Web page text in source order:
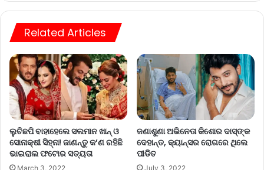
Related Articles
ଲୁଚିଛପି ବାହାହେଲେ ସଲମାନ ଖାନ୍ ଓ
ସୋନାକ୍ଷୀ ସିହ୍ନା! ଜାଣନ୍ତୁ କ’ଣ ରହିଛି
ଭାଇରାଲ ଫଟୋର ସତ୍ୟତା
March 3, 2022
ଜଣାଶୁଣା ଅଭିନେତା କିଶୋର ଦାସ୍‌ଙ୍କ
ଦେହାନ୍ତ, କ୍ୟାନ୍‌ସର ରୋଗରେ ଥିଲେ
ପୀଡିତ
July 3, 2022